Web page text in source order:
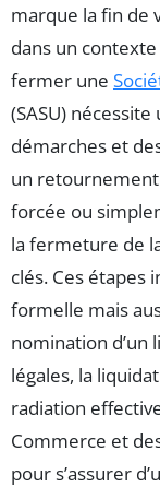
marque la fin de
dans un
fermer une
(SASU)
démarches et
un retournement
forcée ou
la fermeture de
clés. Ces étapes
formelle mais
nomination d’un
légales, la
radiation
Commerce et
pour s’assurer